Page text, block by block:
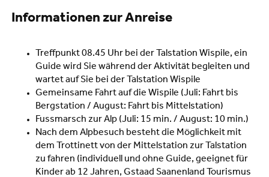
Informationen zur Anreise
Treffpunkt 08.45 Uhr bei der Talstation Wispile, ein
Guide wird Sie während der Aktivität begleiten und
wartet auf Sie bei der Talstation Wispile
Gemeinsame Fahrt auf die Wispile (Juli: Fahrt bis
Bergstation / August: Fahrt bis Mittelstation)
Fussmarsch zur Alp (Juli: 15 min. / August: 10 min.)
Nach dem Alpbesuch besteht die Möglichkeit mit
dem Trottinett von der Mittelstation zur Talstation
zu fahren (individuell und ohne Guide, geeignet für
Kinder ab 12 Jahren, Gstaad Saanenland Tourismus